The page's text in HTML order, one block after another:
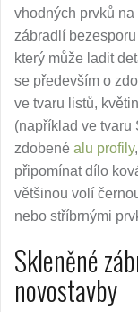
vhodných prvků
zábradlí
který může ladit
se především o
ve tvaru listů,
(například ve tvaru
zdobené alu profily
připomínat dílo
většinou volí
nebo stříbrnými
Skleněné
novostavby